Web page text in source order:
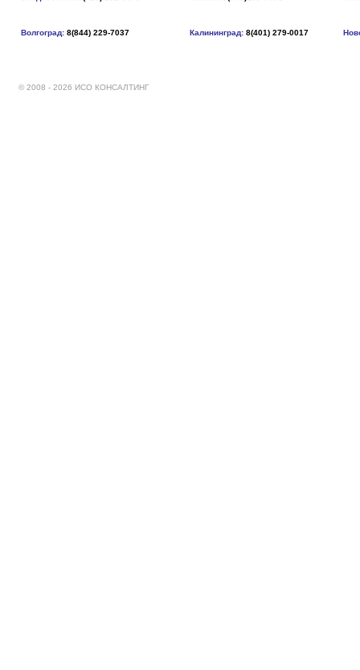
Волгоград: 8(844) 229-7037 Калининград: 8(401) 279-0017
© 2008 - 2026 ИСО КОНСАЛТИНГ